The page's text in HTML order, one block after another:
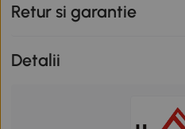
Retur si garantie
Detalii